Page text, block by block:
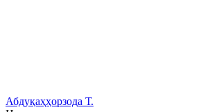
Абдуқаҳҳорзода Т.